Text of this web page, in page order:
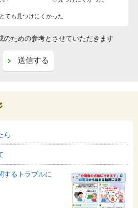
とても見つけにくかった
のための参考とさせていただきます
ら
するトラブルに